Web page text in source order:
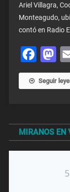
Ariel Villagra,
Monteagudo,
contó en Radio
Seguir
MIRANOS EN